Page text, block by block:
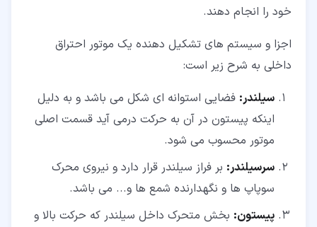
خود را انجام دهند.
اجزا و سیستم های تشکیل دهنده یک موتور احتراق
داخلی به شرح زیر است:
سیلندر: فضایی استوانه ای شکل می باشد و به دلیل
اینکه پیستون در آن به حرکت درمی آید قسمت اصلی
موتور محسوب می شود.
سرسیلندر: بر فراز سیلندر قرار دارد و نیروی محرک
سوپاپ ها و نگهدارنده شمع ها و... می باشد.
پیستون: بخش متحرک داخل سیلندر که حرکت بالا و